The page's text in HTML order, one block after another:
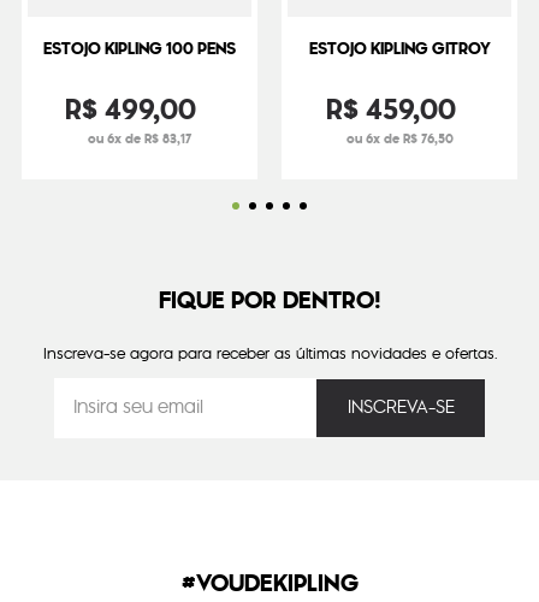
ESTOJO KIPLING 100 PENS
R$499,00
ou 6x de R$ 83,17
ESTOJO KIPLING GITROY
R$459,00
ou 6x de R$ 76,50
FIQUE POR DENTRO!
Inscreva-se agora para receber as últimas novidades e ofertas.
#VOUDEKIPLING